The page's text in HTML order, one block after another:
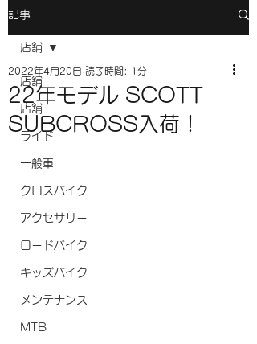
記事
店舗
店舗
ライド
一般車
クロスバイク
アクセサリー
ロードバイク
キッズバイク
メンテナンス
MTB
店舗
22年モデル SCOTT
SUBCROSS入荷！
2022年4月20日 読了時間: 1分